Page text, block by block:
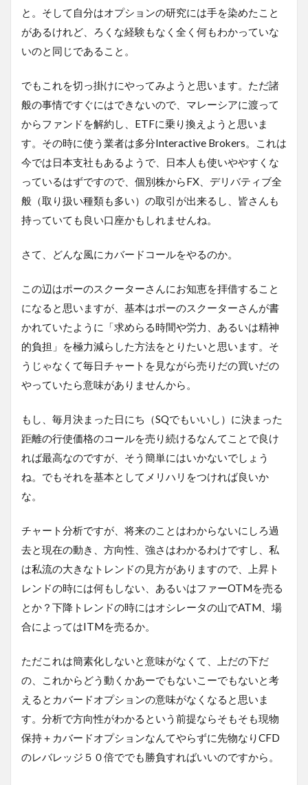
と。そして自分はオプションの研究には手を染めたこと
があるけれど、ろくな経験もなく全く何もわかっていな
いのと同じであること。
でもこれを切っ掛けにやってみようと思います。ただ諸
般の事情ですぐにはできないので、マレーシアに渡って
からファンドを解約し、ETFに乗り換えようと思いま
す。その時に使う業者は多分Interactive Brokers。これは
今では日本支社もあるようで、日本人も使いややすくな
っているはずですので、個別株からFX、デリバティブ全
般（取り扱い種類も多い）の取引が出来るし、皆さんも
持っていても良い口座かもしれませんね。
さて、どんな風にカバードコールをやるのか。
この辺はポーのスクーターさんにお知恵を拝借すること
になると思いますが、基本はポーのスクーターさんが書
かれていたように「求めらる時間や労力、あるいは精神
的負担」を極力減らした方法をとりたいと思います。そ
うじゃなくて毎日チャートを見ながら売りだの買いだの
やっていたら意味がありませんから。
もし、毎月決まった日にち（SQでもいいし）に決まった
距離の行使価格のコールを売り続けるなんてことで良け
れば最高なのですが、そう簡単にはいかないでしょう
ね。でもそれを基本としてメリハリをつければ良いか
な。
チャート分析ですが、将来のことはわからないにしろ過
去と現在の動き、方向性、強さはわかるわけですし、私
は私流の大きなトレンドの見方がありますので、上昇ト
レンドの時には何もしない、あるいはファーOTMを売る
とか？下降トレンドの時にはオシレータの山でATM、場
合によってはITMを売るか。
ただこれは簡素化しないと意味がなくて、上だの下だ
の、これからどう動くかあーでもないこーでもないと考
えるとカバードオプションの意味がなくなると思いま
す。分析で方向性がわかるという前提ならそもそも現物
保持＋カバードオプションなんてやらずに先物なりCFD
のレバレッジ５０倍ででも勝負すればいいのですから。